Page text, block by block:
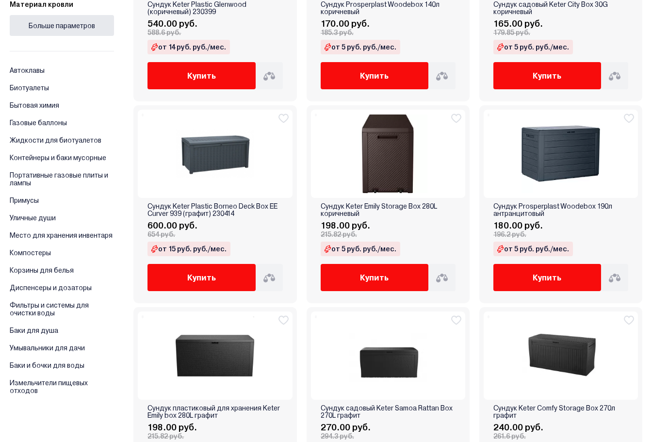
Материал кровли
Больше параметров
Автоклавы
Биотуалеты
Бытовая химия
Газовые баллоны
Жидкости для биотуалетов
Контейнеры и баки мусорные
Портативные газовые плиты и
лампы
Примусы
Уличные души
Место для хранения инвентаря
Компостеры
Корзины для белья
Диспенсеры и дозаторы
Фильтры и системы для
очистки воды
Баки для душа
Умывальники для дачи
Баки и бочки для воды
Измельчители пищевых
отходов
Сундук Keter Plastic Glenwood
(коричневый) 230399
540.00 руб.
588.6 руб.
от 14 руб. руб./мес.
Купить
Сундук Prosperplast Woodebox 140л
коричневый
170.00 руб.
185.3 руб.
от 5 руб. руб./мес.
Купить
Сундук садовый Keter City Box 30G
коричневый
165.00 руб.
179.85 руб.
от 5 руб. руб./мес.
Купить
Сундук Keter Plastic Borneo Deck Box EE
Curver 939 (графит) 230414
600.00 руб.
654 руб.
от 15 руб. руб./мес.
Купить
Сундук Keter Emily Storage Box 280L
коричневый
198.00 руб.
215.82 руб.
от 5 руб. руб./мес.
Купить
Сундук Prosperplast Woodebox 190л
антранцитовый
180.00 руб.
196.2 руб.
от 5 руб. руб./мес.
Купить
Сундук пластиковый для хранения Keter
Emily box 280L графит
198.00 руб.
215.82 руб.
Сундук садовый Keter Samoa Rattan Box
270L графит
270.00 руб.
294.3 руб.
Сундук Keter Comfy Storage Box 270л
графит
240.00 руб.
261.6 руб.